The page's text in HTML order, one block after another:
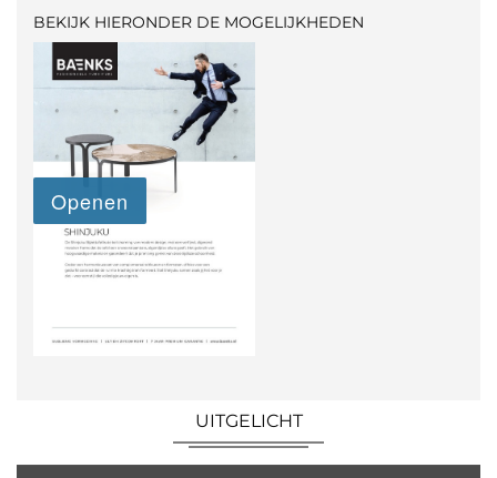
BEKIJK HIERONDER DE MOGELIJKHEDEN
UITGELICHT